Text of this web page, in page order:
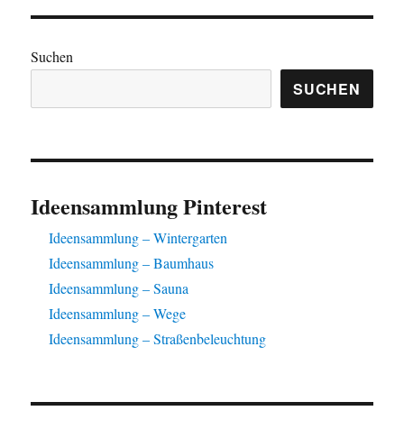
Baumhaus
Suchen
SUCHEN
Ideensammlung Pinterest
Ideensammlung – Wintergarten
Ideensammlung – Baumhaus
Ideensammlung – Sauna
Ideensammlung – Wege
Ideensammlung – Straßenbeleuchtung